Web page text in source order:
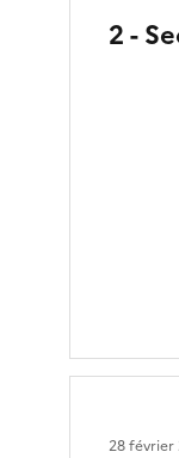
2 -
28 février